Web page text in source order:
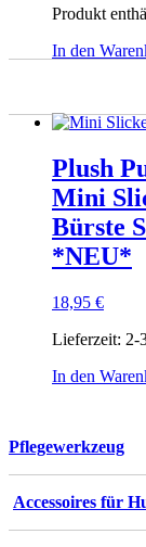
Produkt
In den
Plush
Mini
Bürste
*NEU*
18,95 €
Lieferzeit: 2-
In den
Pflegewerkzeug
Accessoires für